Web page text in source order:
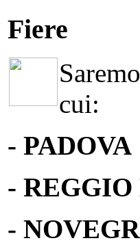
Fiere
cui:
- PADOVA
-
-